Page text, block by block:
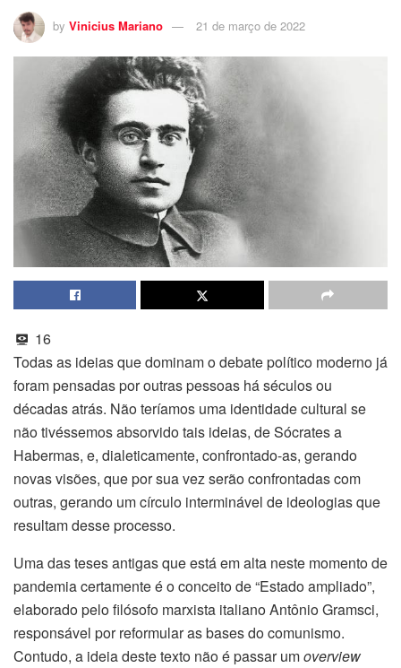
by Vinicius Mariano 21 de março de 2022
16
Todas as ideias que dominam o debate político moderno já
foram pensadas por outras pessoas há séculos ou
décadas atrás. Não teríamos uma identidade cultural se
não tivéssemos absorvido tais ideias, de Sócrates a
Habermas, e, dialeticamente, confrontado-as, gerando
novas visões, que por sua vez serão confrontadas com
outras, gerando um círculo interminável de ideologias que
resultam desse processo.
Uma das teses antigas que está em alta neste momento de
pandemia certamente é o conceito de “Estado ampliado”,
elaborado pelo filósofo marxista italiano Antônio Gramsci,
responsável por reformular as bases do comunismo.
Contudo, a ideia deste texto não é passar umoverview